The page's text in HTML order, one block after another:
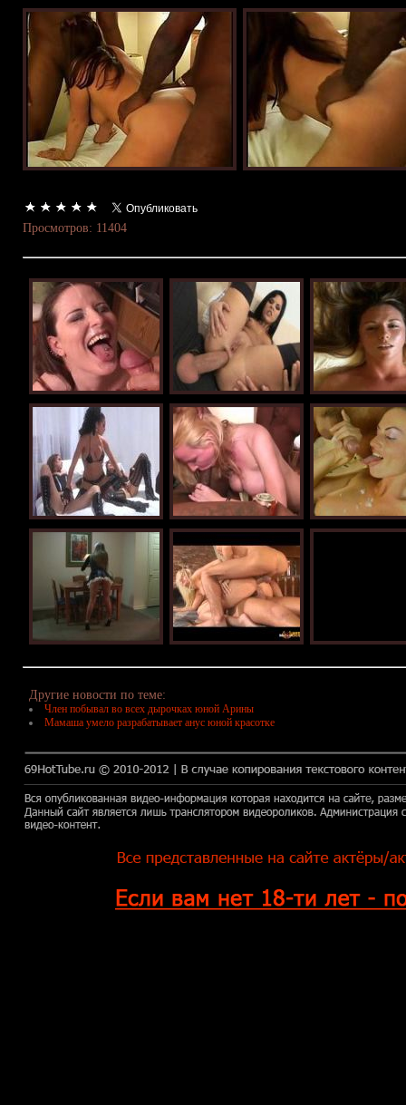
Просмотров: 11404
Другие новости по теме:
Член побывал во всех дырочках юной Арины
Мамаша умело разрабатывает анус юной красотке